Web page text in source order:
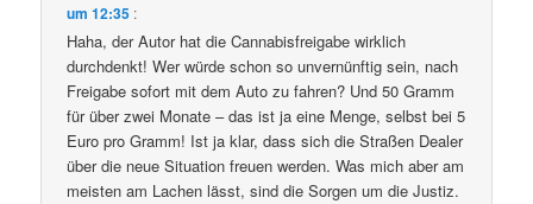
um 12:35 :
Haha, der Autor hat die Cannabisfreigabe wirklich
durchdenkt! Wer würde schon so unvernünftig sein, nach
Freigabe sofort mit dem Auto zu fahren? Und 50 Gramm
für über zwei Monate – das ist ja eine Menge, selbst bei 5
Euro pro Gramm! Ist ja klar, dass sich die Straßen Dealer
über die neue Situation freuen werden. Was mich aber am
meisten am Lachen lässt, sind die Sorgen um die Justiz.